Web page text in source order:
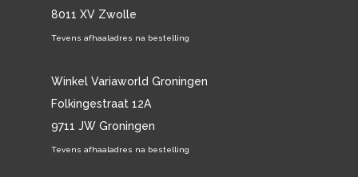
8011 XV Zwolle
Tevens afhaaladres na bestelling
Winkel Variaworld Groningen
Folkingestraat 12A
9711 JW Groningen
Tevens afhaaladres na bestelling